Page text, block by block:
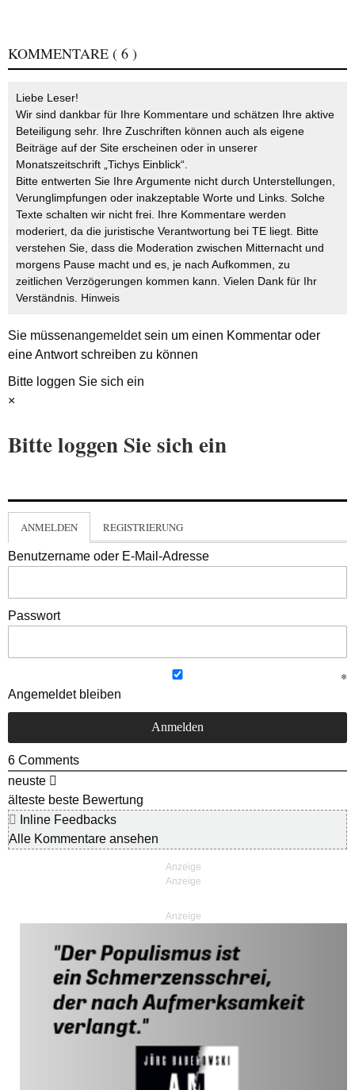
KOMMENTARE ( 6 )
Liebe Leser!
Wir sind dankbar für Ihre Kommentare und schätzen Ihre aktive
Beteiligung sehr. Ihre Zuschriften können auch als eigene
Beiträge auf der Site erscheinen oder in unserer
Monatszeitschrift „Tichys Einblick“.
Bitte entwerten Sie Ihre Argumente nicht durch Unterstellungen,
Verunglimpfungen oder inakzeptable Worte und Links. Solche
Texte schalten wir nicht frei. Ihre Kommentare werden
moderiert, da die juristische Verantwortung bei TE liegt. Bitte
verstehen Sie, dass die Moderation zwischen Mitternacht und
morgens Pause macht und es, je nach Aufkommen, zu
zeitlichen Verzögerungen kommen kann. Vielen Dank für Ihr
Verständnis. Hinweis
Sie müssenangemeldetsein um einen Kommentar oder
eine Antwort schreiben zu können
Bitte loggen Sie sich ein
×
Bitte loggen Sie sich ein
ANMELDEN REGISTRIERUNG
Benutzername oder E-Mail-Adresse
Passwort
Angemeldet bleiben
6 Comments
neuste
älteste beste Bewertung
Inline Feedbacks
Alle Kommentare ansehen
Anzeige